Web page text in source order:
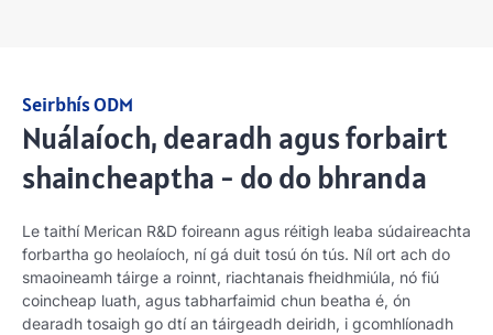
Seirbhís ODM
Nuálaíoch, dearadh agus forbairt
shaincheaptha - do do bhranda
Le taithí Merican R&D foireann agus réitigh leaba súdaireachta
forbartha go heolaíoch, ní gá duit tosú ón tús. Níl ort ach do
smaoineamh táirge a roinnt, riachtanais fheidhmiúla, nó fiú
coincheap luath, agus tabharfaimid chun beatha é, ón
dearadh tosaigh go dtí an táirgeadh deiridh, i gcomhlíonadh